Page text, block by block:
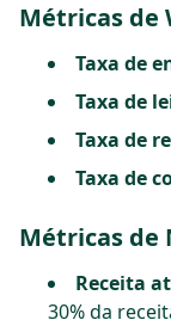
Métricas de
Taxa de
Taxa de
Taxa de
Taxa de
Métricas de
Receita
30% da